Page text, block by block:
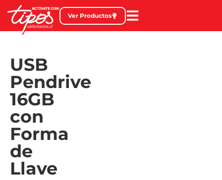
Ver Productos
USB
Pendrive
16GB
con
Forma
de
Llave